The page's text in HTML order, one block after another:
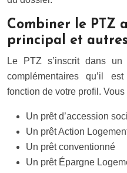
Combiner le PTZ
principal et
Le PTZ s’inscrit dans un
complémentaires qu’il
fonction de votre profil.
Un prêt d’accession
Un prêt Action
Un prêt conventionné
Un prêt Épargne